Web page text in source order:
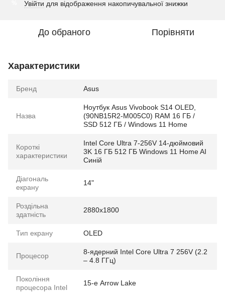
Увійти для відображення накопичувальної знижки
До обраного Порівняти
Характеристики
Бренд Asus
Назва
Ноутбук Asus Vivobook S14 OLED,
(90NB15R2-M005C0) RAM 16 ГБ /
SSD 512 ГБ / Windows 11 Home
Короткі
характеристики
Intel Core Ultra 7-256V 14-дюймовий
3K 16 ГБ 512 ГБ Windows 11 Home AI
Синій
Діагональ
екрану
14"
Роздільна
здатність
2880x1800
Тип екрану OLED
Процесор
8-ядерний Intel Core Ultra 7 256V (2.2
– 4.8 ГГц)
Покоління
процесора Intel
15-е Arrow Lake